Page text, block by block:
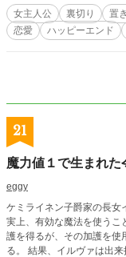
のは、言
た角人族の男ラウル。
ディアの
リディ
て上げられ
にされ
女主人公 裏切り 置
恋愛
ハッピーエンド
21
魔力値１で生まれ
eggy
ケミライネン子爵家の長女
実上、有効な魔法を使うこ
護を得るが、その加護を使
る。 結果、イルヴァは出